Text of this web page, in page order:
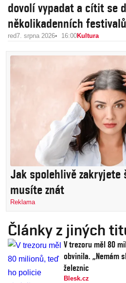
dovolí vypadat a cítit se
několikadenních festivalů
red7. srpna 2026 16:00Kultura
Jak spolehlivě zakryjete
musíte znát
Reklama
Články z jiných
V trezoru měl 80
obvinila. „Nemám
železnic
Blesk.cz